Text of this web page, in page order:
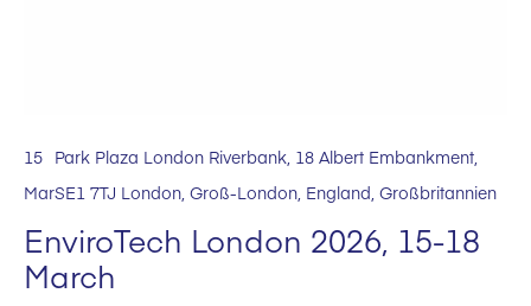
15
Mar
Park Plaza London Riverbank, 18 Albert Embankment,
SE1 7TJ London, Groß-London, England, Großbritannien
EnviroTech London 2026, 15-18
March